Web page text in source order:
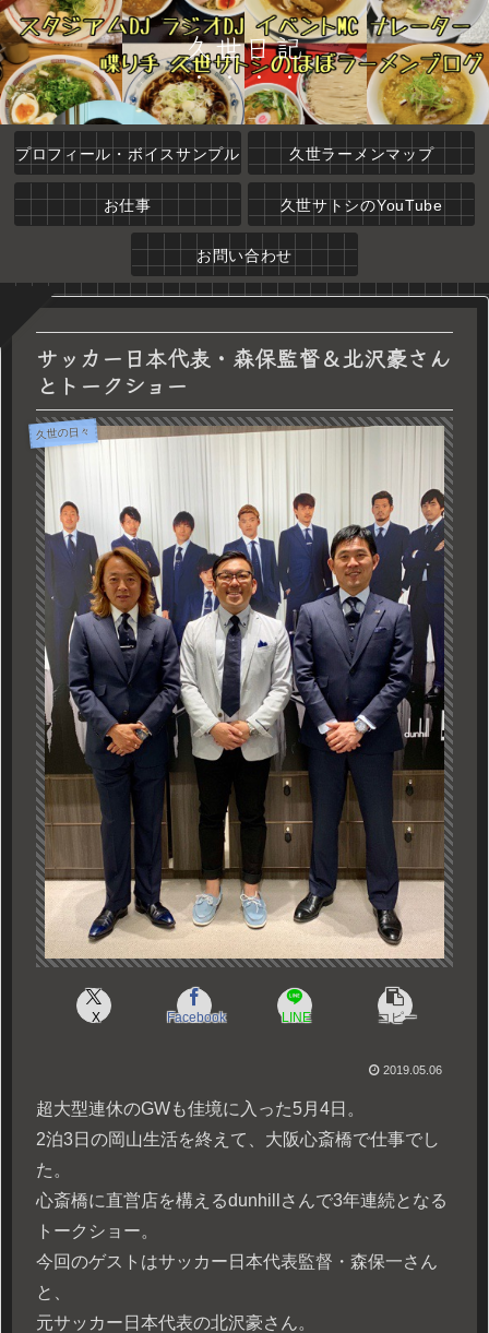
久世日記
プロフィール・ボイスサンプル 久世ラーメンマップ
お仕事 久世サトシのYouTube
お問い合わせ
サッカー日本代表・森保監督＆北沢豪さん
とトークショー
久世の日々
X Facebook LINE コピー
2019.05.06
超大型連休のGWも佳境に入った5月4日。
2泊3日の岡山生活を終えて、大阪心斎橋で仕事でし
た。
心斎橋に直営店を構えるdunhillさんで3年連続となる
トークショー。
今回のゲストはサッカー日本代表監督・森保一さん
と、
元サッカー日本代表の北沢豪さん。